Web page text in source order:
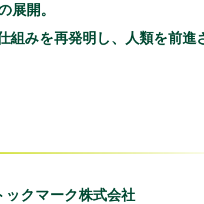
展開。
組みを再発明し、人類を前
ックマーク株式会社